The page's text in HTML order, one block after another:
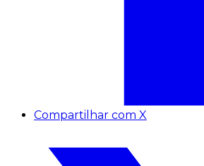
Compartilhar com X